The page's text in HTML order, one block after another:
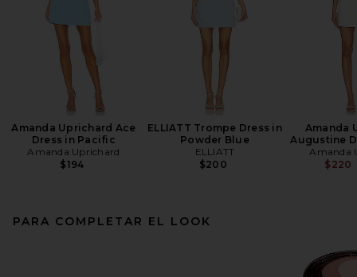
Amanda Uprichard Ace
Dress in Pacific
Amanda Uprichard
$194
ELLIATT Trompe Dress in
Powder Blue
ELLIATT
$200
Amanda
Augustine
Amanda
$220
PARA COMPLETAR EL LOOK